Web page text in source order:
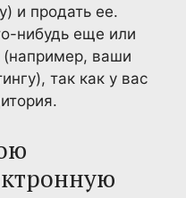
и продать ее.
нибудь еще или
(например, ваши
так как у вас